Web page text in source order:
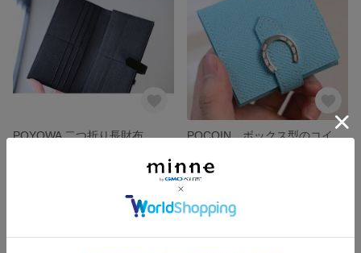
POYOWA 二つ折り長財布 ベルト付き 黒 （総手縫い）
POCOIN ボックス型のコインケース
残り1点